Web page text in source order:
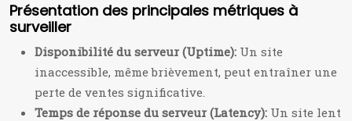
Présentation des principales métriques à
surveiller
Disponibilité du serveur (Uptime): Un site
inaccessible, même brièvement, peut entraîner une
perte de ventes significative.
Temps de réponse du serveur (Latency): Un site lent